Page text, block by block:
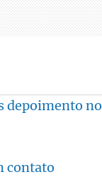
depoimento no
contato